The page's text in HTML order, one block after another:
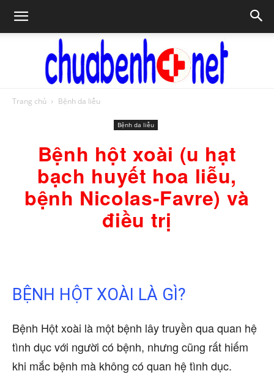
bệnh
NET
Trang chủ Bệnh da liễu
Bệnh da liễu
Bệnh hột xoài (u hạt
bạch huyết hoa liễu,
bệnh Nicolas-Favre) và
điều trị
BỆNH HỘT XOÀI LÀ GÌ?
Bệnh Hột xoài là một bệnh lây truyền qua quan hệ
tình dục với người có bệnh, nhưng cũng rất hiếm
khi mắc bệnh mà không có quan hệ tình dục.